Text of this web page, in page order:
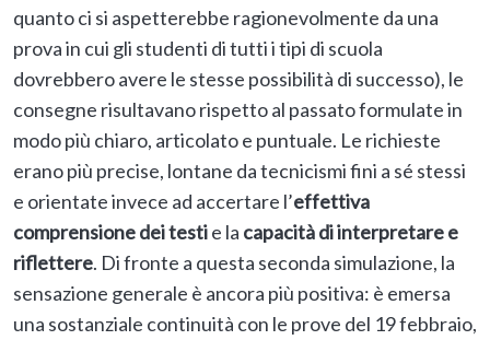
quanto ci si aspetterebbe ragionevolmente da una
prova in cui gli studenti di tutti i tipi di scuola
dovrebbero avere le stesse possibilità di successo), le
consegne risultavano rispetto al passato formulate in
modo più chiaro, articolato e puntuale. Le richieste
erano più precise, lontane da tecnicismi fini a sé stessi
e orientate invece ad accertare l’effettiva
comprensione dei testie la capacità di interpretare e
riflettere. Di fronte a questa seconda simulazione, la
sensazione generale è ancora più positiva: è emersa
una sostanziale continuità con le prove del 19 febbraio,